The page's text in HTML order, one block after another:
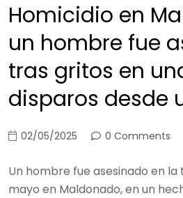
Homicidio en
un hombre fue
tras gritos en
disparos desde
02/05/2025 0 Comments
Un hombre fue asesinado en la
mayo en Maldonado, en un